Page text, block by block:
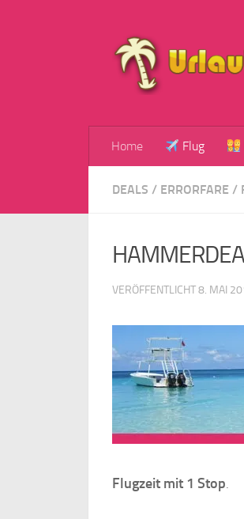
Home Flug
DEALS / ERRORFARE /
VERÖFFENTLICHT8. MAI
Flugzeit mit 1 Stop.